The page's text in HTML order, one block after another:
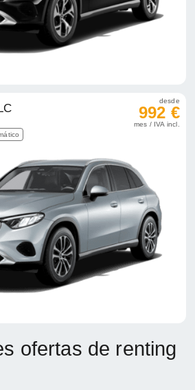
desde
992 €
mes / IVA incl.
ofertas de renting